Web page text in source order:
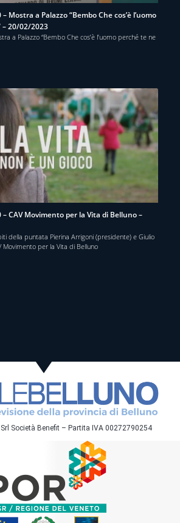
Mostra a Palazzo “Bembo Che cos’è l’uomo
– 20/02/2023
a Palazzo “Bembo Che cos’è l’uomo perché te ne
CAV Movimento per la Vita di Belluno –
della puntata Pierina Arrigoni (presidente) e Giulio
Movimento per la Vita di Belluno
Società Benefit – Partita IVA 00272790254